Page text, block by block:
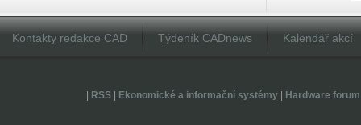
Kontakty redakce CAD Týdeník CADnews Kalendář akcí
RSS| Ekonomické a informační systémy| Hardware forum